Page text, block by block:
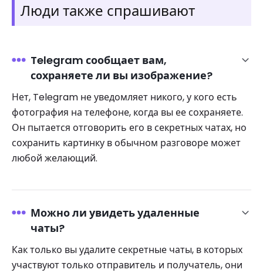
Люди также спрашивают
Telegram сообщает вам,
сохраняете ли вы изображение?
Нет, Telegram не уведомляет никого, у кого есть
фотография на телефоне, когда вы ее сохраняете.
Он пытается отговорить его в секретных чатах, но
сохранить картинку в обычном разговоре может
любой желающий.
Можно ли увидеть удаленные
чаты?
Как только вы удалите секретные чаты, в которых
участвуют только отправитель и получатель, они